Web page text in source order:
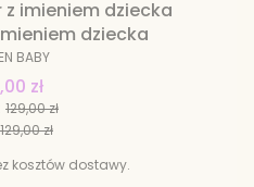
imieniem dziecka
dziecka
BABY
zł
129,00 zł
129,00 zł
kosztów dostawy.